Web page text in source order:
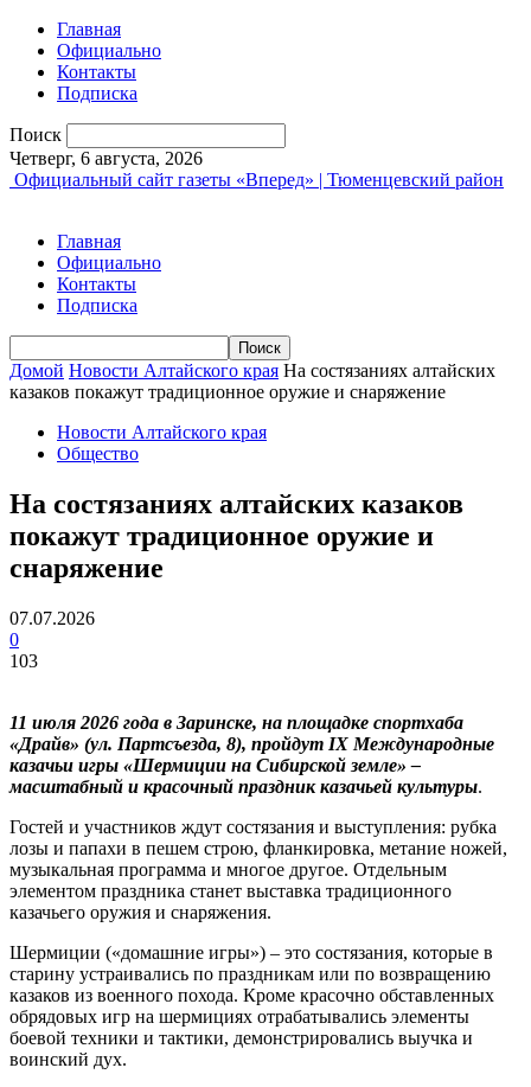
Главная
Официально
Контакты
Подписка
Поиск
Четверг, 6 августа, 2026
Официальный сайт газеты «Вперед» | Тюменцевский район
Главная
Официально
Контакты
Подписка
Домой Новости Алтайского края На состязаниях алтайских
казаков покажут традиционное оружие и снаряжение
Новости Алтайского края
Общество
На состязаниях алтайских казаков
покажут традиционное оружие и
снаряжение
07.07.2026
0
103
11 июля 2026 года в Заринске, на площадке спортхаба
«Драйв» (ул. Партсъезда, 8), пройдут IX Международные
казачьи игры «Шермиции на Сибирской земле» –
масштабный и красочный праздник казачьей культуры.
Гостей и участников ждут состязания и выступления: рубка
лозы и папахи в пешем строю, фланкировка, метание ножей,
музыкальная программа и многое другое. Отдельным
элементом праздника станет выставка традиционного
казачьего оружия и снаряжения.
Шермиции («домашние игры») – это состязания, которые в
старину устраивались по праздникам или по возвращению
казаков из военного похода. Кроме красочно обставленных
обрядовых игр на шермициях отрабатывались элементы
боевой техники и тактики, демонстрировались выучка и
воинский дух.